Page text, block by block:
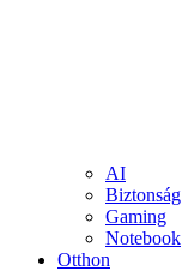
AI
Biztonság
Gaming
Notebook
Otthon